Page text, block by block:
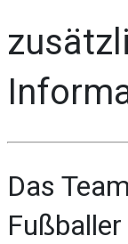
Das
Fußballer